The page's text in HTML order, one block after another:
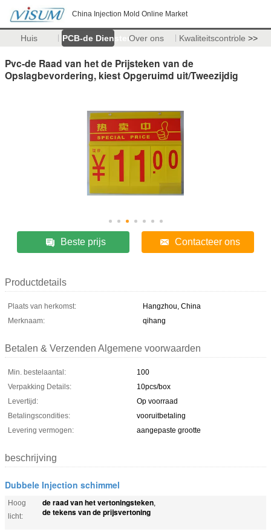
China Injection Mold Online Market
Huis PCB-de DienstenOver ons Kwaliteitscontrole >>
Pvc-de Raad van het de Prijsteken van de
Opslagbevordering, kiest Opgeruimd uit/Tweezijdig
Beste prijs Contacteer ons
Productdetails
Plaats van herkomst:
Hangzhou, China
Merknaam:
qihang
Betalen & Verzenden Algemene voorwaarden
Min. bestelaantal:
100
Verpakking Details:
10pcs/box
Levertijd:
Op voorraad
Betalingscondities:
vooruitbetaling
Levering vermogen:
aangepaste grootte
beschrijving
Dubbele Injection schimmel
Hoog
licht:
de raad van het vertoningsteken,
de tekens van de prijsvertoning